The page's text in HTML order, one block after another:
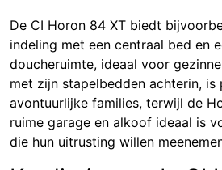
De CI Horon 84 XT biedt
indeling met een centraal bed en
doucheruimte, ideaal voor
met zijn stapelbedden achterin,
avontuurlijke families, terwijl de
ruime garage en alkoof ideaal is
die hun uitrusting willen